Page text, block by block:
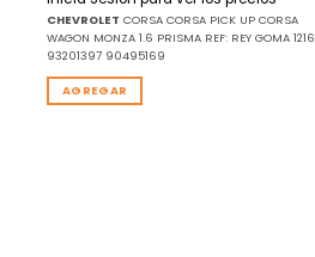
CHEVROLET CORSA CORSA PICK UP CORSA
WAGON MONZA 1.6 PRISMA REF: REY GOMA 1216
93201397 90495169
AGREGAR